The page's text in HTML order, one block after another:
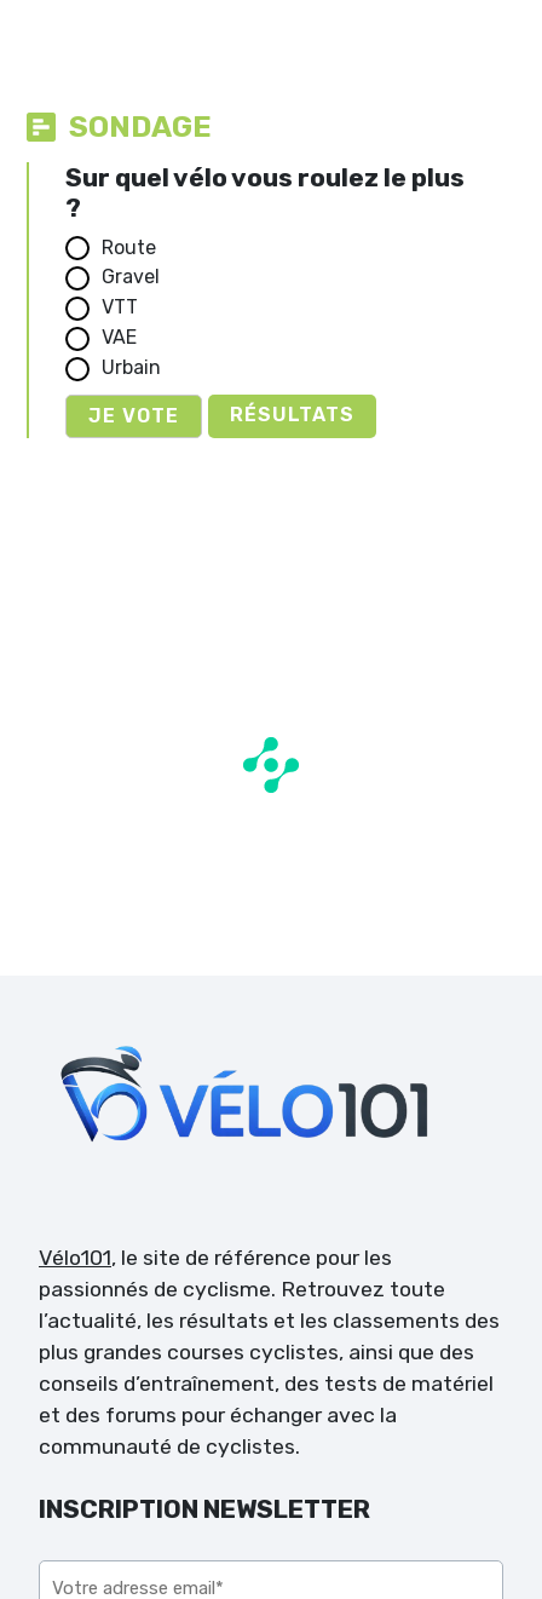
SONDAGE
Sur quel vélo vous roulez le plus
?
Route
Gravel
VTT
VAE
Urbain
RÉSULTATS
Vélo101, le site de référence pour les
passionnés de cyclisme. Retrouvez toute
l’actualité, les résultats et les classements des
plus grandes courses cyclistes, ainsi que des
conseils d’entraînement, des tests de matériel
et des forums pour échanger avec la
communauté de cyclistes.
INSCRIPTION NEWSLETTER